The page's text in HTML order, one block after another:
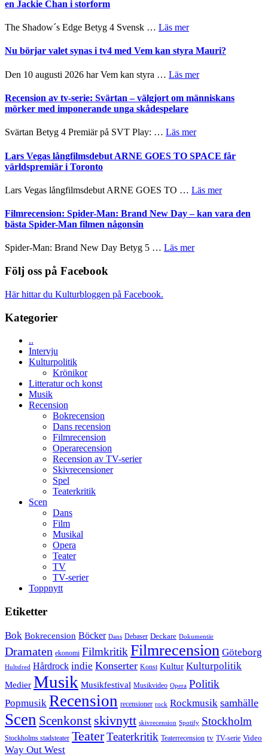
och
en Jackie Chan i storform
The Shadow´s Edge Betyg 4 Svensk … Läs merom
The
Edge
rolig
med
Jackie
storform
Nu börjar valet synas i tv4 med Vem kan styra Mauri?
Den 10 augusti 2026 har Vem kan styra … Läs merom
börjar
Vem
Mauri?
Recension av tv-serie: Svärtan – välgjort om människans
mörker med imponerande unga skådespelare
Svärtan Betyg 4 Premiär på SVT Play: … Läs merom
av
tv-
Svärtan
–
om
Lars Vegas långfilmsdebut ARNE GOES TO SPACE får
världspremiär i Toronto
Lars Vegas långfilmsdebut ARNE GOES TO … Läs merom
Vegas
Filmrecension: Spider-Man: Brand New Day – kan vara den
bästa Spider-Man filmen någonsin
Spider-Man: Brand New Day Betyg 5 … Läs merom
Följ oss på Facebook
Här hittar du Kulturbloggen på Facebook.
Kategorier
..
Intervju
Kulturpolitik
Krönikor
Litteratur och konst
Musik
Recension
Bokrecension
Dans recension
Filmrecension
Operarecension
Recension av TV-serier
Skivrecensioner
Spel
Teaterkritik
Scen
Dans
Film
Musikal
Opera
Teater
TV
TV-serier
Toppnytt
Etiketter
Bok Bokrecension Böcker Dans Debaser Deckare Dokumentär
Dramaten ekonomi Filmkritik Filmrecension Göteborg
Hultsfred Hårdrock indie Konserter Konst Kultur Kulturpolitik
Medier Musik Musikfestival Musikvideo Opera Politik
Popmusik Recension recensioner rock Rockmusik samhälle
Scen Scenkonst skivnytt skivrecension Spotify Stockholm
Stockholms stadsteater TeaterTeaterkritik Teaterrecension tv TV-serie Video
Way Out West